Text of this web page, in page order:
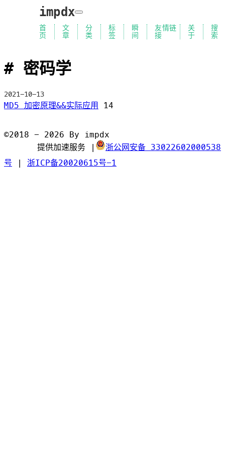
impdx
首
页
文
章
分
类
标
签
瞬
间
友情链
接
关
于
搜
索
密码学
2021-10-13
MD5 加密原理&&实际应用 14
©2018 - 2026 By impdx
提供加速服务 |
浙公网安备 33022602000538
号 | 浙ICP备20020615号-1